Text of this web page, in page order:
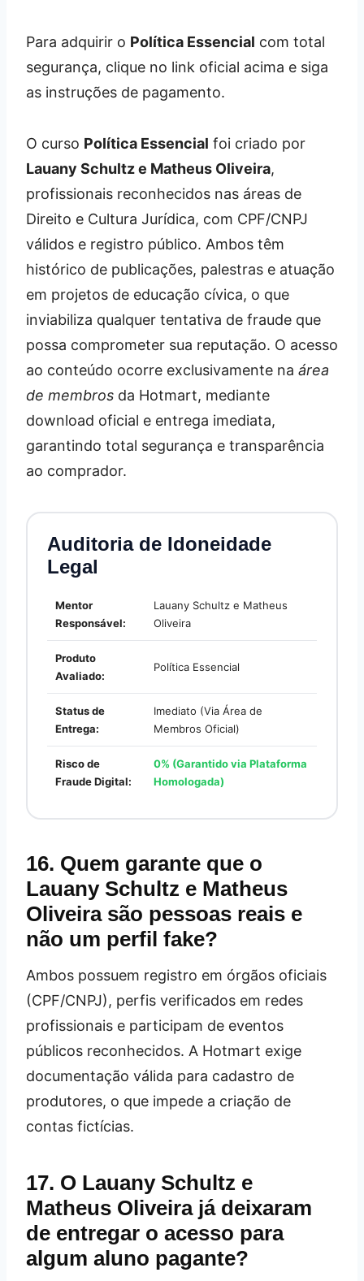
Para adquirir o Política Essencial com total
segurança, clique no link oficial acima e siga
as instruções de pagamento.
O curso Política Essencial foi criado por
Lauany Schultz e Matheus Oliveira,
profissionais reconhecidos nas áreas de
Direito e Cultura Jurídica, com CPF/CNPJ
válidos e registro público. Ambos têm
histórico de publicações, palestras e atuação
em projetos de educação cívica, o que
inviabiliza qualquer tentativa de fraude que
possa comprometer sua reputação. O acesso
ao conteúdo ocorre exclusivamente na área
de membros da Hotmart, mediante
download oficial e entrega imediata,
garantindo total segurança e transparência
ao comprador.
Auditoria de Idoneidade
Legal
Mentor
Responsável:
Lauany Schultz e Matheus
Oliveira
Produto
Avaliado:
Política Essencial
Status de
Entrega:
Imediato (Via Área de
Membros Oficial)
Risco de
Fraude Digital:
0% (Garantido via Plataforma
Homologada)
16. Quem garante que o
Lauany Schultz e Matheus
Oliveira são pessoas reais e
não um perfil fake?
Ambos possuem registro em órgãos oficiais
(CPF/CNPJ), perfis verificados em redes
profissionais e participam de eventos
públicos reconhecidos. A Hotmart exige
documentação válida para cadastro de
produtores, o que impede a criação de
contas fictícias.
17. O Lauany Schultz e
Matheus Oliveira já deixaram
de entregar o acesso para
algum aluno pagante?